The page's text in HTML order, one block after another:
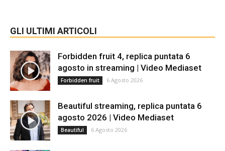
GLI ULTIMI ARTICOLI
Forbidden fruit 4, replica puntata 6
agosto in streaming | Video Mediaset
Forbidden fruit 6 Agosto 2026
Beautiful streaming, replica puntata 6
agosto 2026 | Video Mediaset
Beautiful 6 Agosto 2026